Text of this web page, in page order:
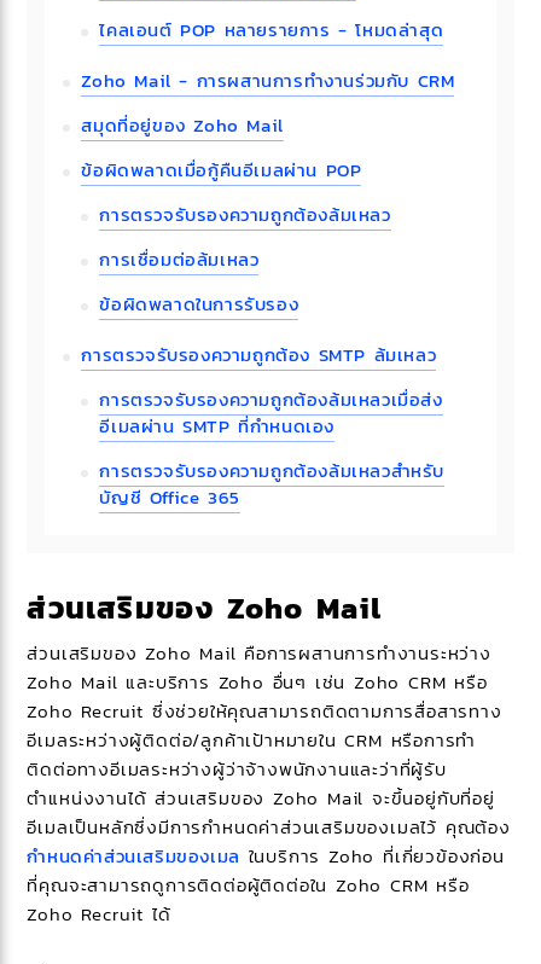
ไคลเอนต์ POP หลายรายการ - โหมดล่าสุด
Zoho Mail - การผสานการทำงานร่วมกับ CRM
สมุดที่อยู่ของ Zoho Mail
ข้อผิดพลาดเมื่อกู้คืนอีเมลผ่าน POP
การตรวจรับรองความถูกต้องล้มเหลว
การเชื่อมต่อล้มเหลว
ข้อผิดพลาดในการรับรอง
การตรวจรับรองความถูกต้อง SMTP ล้มเหลว
การตรวจรับรองความถูกต้องล้มเหลวเมื่อส่ง
อีเมลผ่าน SMTP ที่กำหนดเอง
การตรวจรับรองความถูกต้องล้มเหลวสำหรับ
บัญชี Office 365
ส่วนเสริมของ Zoho Mail
ส่วนเสริมของ Zoho Mail คือการผสานการทำงานระหว่าง
Zoho Mail และบริการ Zoho อื่นๆ เช่น Zoho CRM หรือ
Zoho Recruit ซึ่งช่วยให้คุณสามารถติดตามการสื่อสารทาง
อีเมลระหว่างผู้ติดต่อ/ลูกค้าเป้าหมายใน CRM หรือการทำ
ติดต่อทางอีเมลระหว่างผู้ว่าจ้างพนักงานและว่าที่ผู้รับ
ตำแหน่งงานได้ ส่วนเสริมของ Zoho Mail จะขึ้นอยู่กับที่อยู่
อีเมลเป็นหลักซึ่งมีการกำหนดค่าส่วนเสริมของเมลไว้ คุณต้อง
กำหนดค่าส่วนเสริมของเมล ในบริการ Zoho ที่เกี่ยวข้องก่อน
ที่คุณจะสามารถดูการติดต่อผู้ติดต่อใน Zoho CRM หรือ
Zoho Recruit ได้